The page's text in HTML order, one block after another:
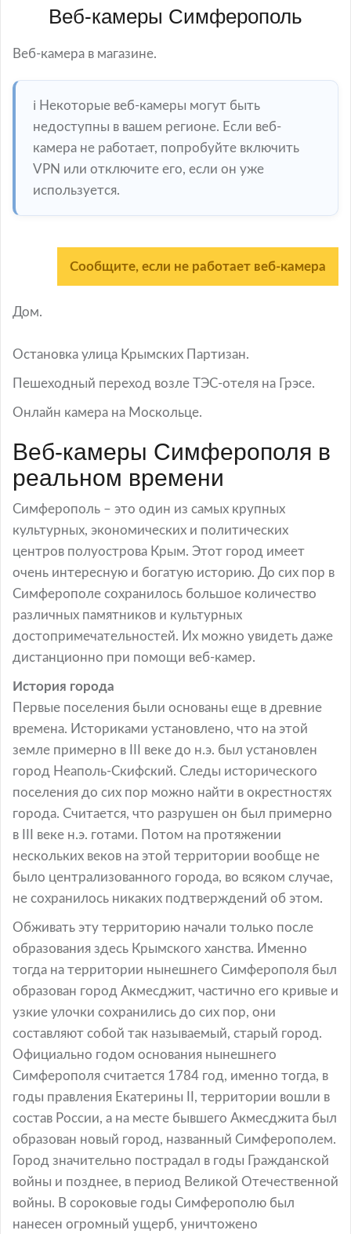
Веб-камеры Симферополь
Веб-камера в магазине.
ℹ️ Некоторые веб-камеры могут быть
недоступны в вашем регионе. Если веб-
камера не работает, попробуйте включить
VPN или отключите его, если он уже
используется.
Сообщите, если не работает веб-камера
Дом.
Остановка улица Крымских Партизан.
Пешеходный переход возле ТЭС-отеля на Грэсе.
Онлайн камера на Москольце.
Веб-камеры Симферополя в
реальном времени
Симферополь – это один из самых крупных
культурных, экономических и политических
центров полуострова Крым. Этот город имеет
очень интересную и богатую историю. До сих пор в
Симферополе сохранилось большое количество
различных памятников и культурных
достопримечательностей. Их можно увидеть даже
дистанционно при помощи веб-камер.
История города
Первые поселения были основаны еще в древние
времена. Историками установлено, что на этой
земле примерно в III веке до н.э. был установлен
город Неаполь-Скифский. Следы исторического
поселения до сих пор можно найти в окрестностях
города. Считается, что разрушен он был примерно
в III веке н.э. готами. Потом на протяжении
нескольких веков на этой территории вообще не
было централизованного города, во всяком случае,
не сохранилось никаких подтверждений об этом.
Обживать эту территорию начали только после
образования здесь Крымского ханства. Именно
тогда на территории нынешнего Симферополя был
образован город Акмесджит, частично его кривые и
узкие улочки сохранились до сих пор, они
составляют собой так называемый, старый город.
Официально годом основания нынешнего
Симферополя считается 1784 год, именно тогда, в
годы правления Екатерины II, территории вошли в
состав России, а на месте бывшего Акмесджита был
образован новый город, названный Симферополем.
Город значительно пострадал в годы Гражданской
войны и позднее, в период Великой Отечественной
войны. В сороковые годы Симферополю был
нанесен огромный ущерб, уничтожено